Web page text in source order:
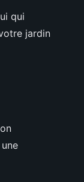
qui
jardin